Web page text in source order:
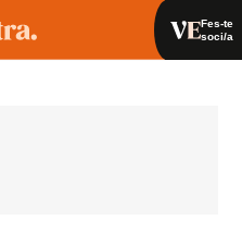
Fes-te
soci/a